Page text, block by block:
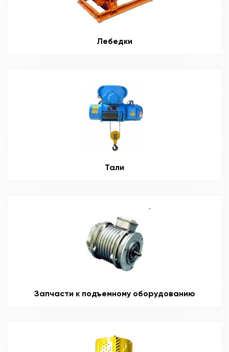
Лебедки
Тали
Запчасти к подъемному оборудованию